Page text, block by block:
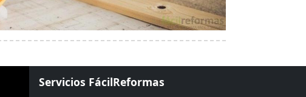
Servicios FácilReformas